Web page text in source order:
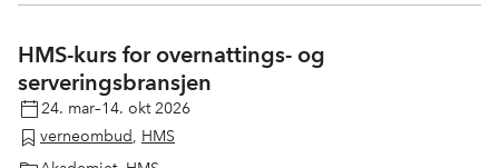
HMS-kurs for overnattings- og
serveringsbransjen
24. mar–14. okt 2026
verneombud, HMS